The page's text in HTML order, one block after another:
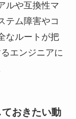
ルや互換性マ
テム障害やコ
なルートが把
エンジニアに
おきたい動